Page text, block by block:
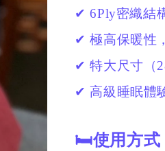
✔ 6Ply密織結
✔ 極高保暖性，
✔ 特大尺寸（
✔ 高級睡眠體
🛏使用方式